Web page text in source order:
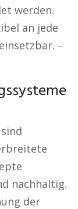
werden.
an jede
–
nachhaltig.
der